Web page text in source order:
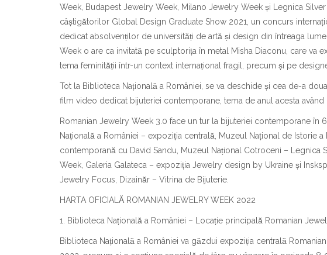
Week, Budapest Jewelry Week, Milano Jewelry Week și Legnica
câștigătorilor Global Design Graduate Show 2021, un concurs
dedicat absolvenților de universități de artă și design din întreaga
Week o are ca invitată pe sculptorița în metal Misha Diaconu, care va
tema feminității într-un context internațional fragil, precum și pe
Tot la Biblioteca Națională a României, se va deschide și cea de-a
film video dedicat bijuteriei contemporane, tema de anul acesta
Romanian Jewelry Week 3.0 face un tur la bijuteriei contemporane în
Națională a României – expoziția centrală, Muzeul Național de Istorie
contemporană cu David Sandu, Muzeul Național Cotroceni – Legnica
Week, Galeria Galateca – expoziția Jewelry design by Ukraine și
Jewelry Focus, Dizainăr – Vitrina de Bijuterie.
HARTA OFICIALĂ ROMANIAN JEWELRY WEEK 2022
1. Biblioteca Națională a României – Locație principală Romanian
Biblioteca Națională a României va găzdui expoziția centrală